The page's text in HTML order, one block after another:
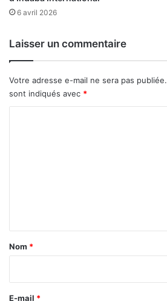
o
t
s
s
e
P
i
e
r
e
6 avril 2026
Laisser un commentaire
Votre adresse e-mail ne sera pas publiée.
sont indiqués avec *
a
e
Nom *
E-mail *